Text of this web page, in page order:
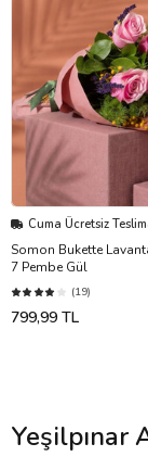
Cuma Ücretsiz
Somon Bukette
7 Pembe Gül
(19)
799,99 TL
Yeşilpınar